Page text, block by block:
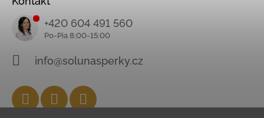
+420 604 491 560
info@solunasperky.cz